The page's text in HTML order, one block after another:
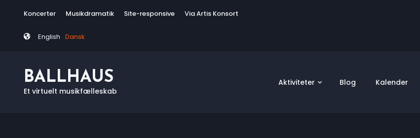
content
Tag
Koncerter Musikdramatik Site-responsive Via Artis Konsort
English Dansk
BALLHAUS
Et virtuelt musikfælleskab
Aktiviteter Blog Kalender